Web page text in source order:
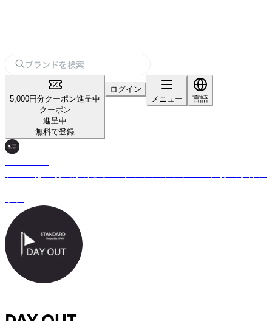
5,000円分クーポン進呈中
クーポン
進呈中
無料で登録
ログイン
メニュー
言語